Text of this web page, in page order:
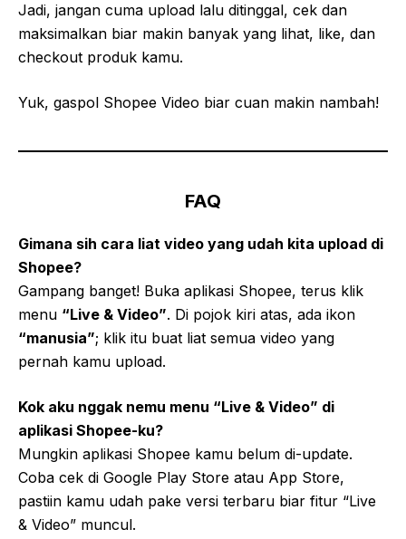
Jadi, jangan cuma upload lalu ditinggal, cek dan
maksimalkan biar makin banyak yang lihat, like, dan
checkout produk kamu.
Yuk, gaspol Shopee Video biar cuan makin nambah!
FAQ
Gimana sih cara liat video yang udah kita upload di
Shopee?
Gampang banget! Buka aplikasi Shopee, terus klik
menu “Live & Video”. Di pojok kiri atas, ada ikon
“manusia”; klik itu buat liat semua video yang
pernah kamu upload.
Kok aku nggak nemu menu “Live & Video” di
aplikasi Shopee-ku?
Mungkin aplikasi Shopee kamu belum di-update.
Coba cek di Google Play Store atau App Store,
pastiin kamu udah pake versi terbaru biar fitur “Live
& Video” muncul.